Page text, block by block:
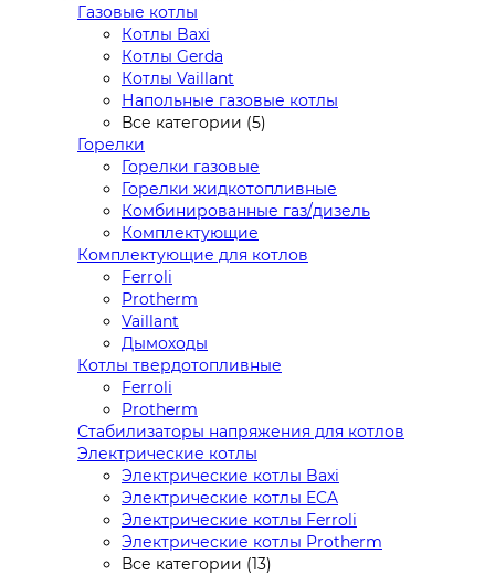
Газовые котлы
Котлы Baxi
Котлы Gerda
Котлы Vaillant
Напольные газовые котлы
Все категории (5)
Горелки
Горелки газовые
Горелки жидкотопливные
Комбинированные газ/дизель
Комплектующие
Комплектующие для котлов
Ferroli
Protherm
Vaillant
Дымоходы
Котлы твердотопливные
Ferroli
Protherm
Стабилизаторы напряжения для котлов
Электрические котлы
Электрические котлы Baxi
Электрические котлы ECA
Электрические котлы Ferroli
Электрические котлы Protherm
Все категории (13)